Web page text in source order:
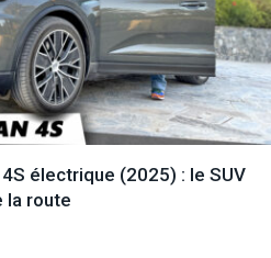
électrique (2025) : le SUV
la route